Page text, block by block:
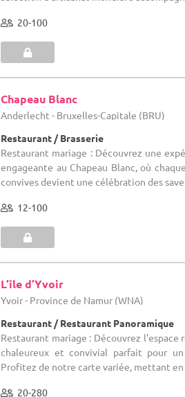
20-100
Chapeau Blanc
Anderlecht - Bruxelles-Capitale (BRU)
Restaurant / Brasserie
Restaurant mariage : Découvrez une
engageante au Chapeau Blanc, où
convives devient une célébration des
12-100
L’île d’Yvoir
Yvoir - Province de Namur (WNA)
Restaurant / Restaurant Panoramique
Restaurant mariage : Découvrez
chaleureux et convivial parfait pour
Profitez de notre carte variée, mettant en
20-280